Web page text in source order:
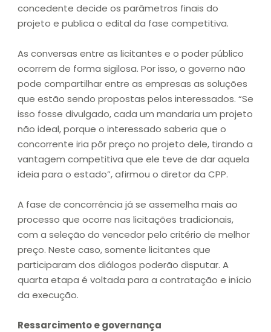
concedente decide os parâmetros finais do
projeto e publica o edital da fase competitiva.
As conversas entre as licitantes e o poder público
ocorrem de forma sigilosa. Por isso, o governo não
pode compartilhar entre as empresas as soluções
que estão sendo propostas pelos interessados. “Se
isso fosse divulgado, cada um mandaria um projeto
não ideal, porque o interessado saberia que o
concorrente iria pôr preço no projeto dele, tirando a
vantagem competitiva que ele teve de dar aquela
ideia para o estado”, afirmou o diretor da CPP.
A fase de concorrência já se assemelha mais ao
processo que ocorre nas licitações tradicionais,
com a seleção do vencedor pelo critério de melhor
preço. Neste caso, somente licitantes que
participaram dos diálogos poderão disputar. A
quarta etapa é voltada para a contratação e início
da execução.
Ressarcimento e governança